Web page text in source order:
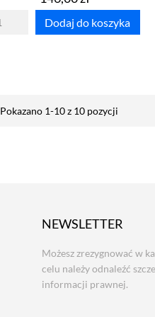
Dodaj do koszyka
Pokazano 1-10 z 10 pozycji
NEWSLETTER
Możesz zrezygnować w
celu należy odnaleźć
informacji prawnej.